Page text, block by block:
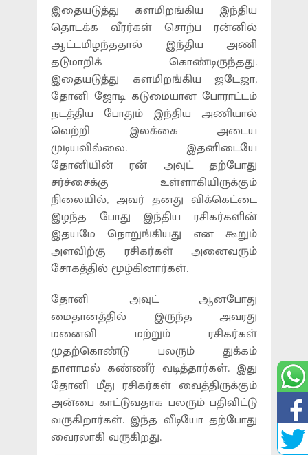
இதையடுத்து களமிறங்கிய இந்திய
தொடக்க வீரர்கள் சொற்ப ரன்னில்
ஆட்டமிழந்ததால் இந்திய அணி
தடுமாறிக் கொண்டிருந்தது.
இதையடுத்து களமிறங்கிய ஜடேஜா,
தோனி ஜோடி கடுமையான போராட்டம்
நடத்திய போதும் இந்திய அணியால்
வெற்றி இலக்கை அடைய
முடியவில்லை. இதனிடையே
தோனியின் ரன் அவுட் தற்போது
சர்ச்சைக்கு உள்ளாகியிருக்கும்
நிலையில், அவர் தனது விக்கெட்டை
இழந்த போது இந்திய ரசிகர்களின்
இதயமே நொறுங்கியது என கூறும்
அளவிற்கு ரசிகர்கள் அனைவரும்
சோகத்தில் மூழ்கினார்கள்.
தோனி அவுட் ஆனபோது
மைதானத்தில் இருந்த அவரது
மனைவி மற்றும் ரசிகர்கள்
முதற்கொண்டு பலரும் துக்கம்
தாளாமல் கண்ணீர் வடித்தார்கள். இது
தோனி மீது ரசிகர்கள் வைத்திருக்கும்
அன்பை காட்டுவதாக பலரும் பதிவிட்டு
வருகிறார்கள். இந்த வீடியோ தற்போது
வைரலாகி வருகிறது.